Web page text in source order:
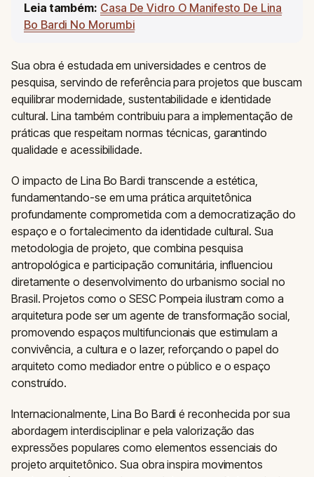
Leia também: Casa De Vidro O Manifesto De Lina
Bo Bardi No Morumbi
Sua obra é estudada em universidades e centros de
pesquisa, servindo de referência para projetos que buscam
equilibrar modernidade, sustentabilidade e identidade
cultural. Lina também contribuiu para a implementação de
práticas que respeitam normas técnicas, garantindo
qualidade e acessibilidade.
O impacto de Lina Bo Bardi transcende a estética,
fundamentando-se em uma prática arquitetônica
profundamente comprometida com a democratização do
espaço e o fortalecimento da identidade cultural. Sua
metodologia de projeto, que combina pesquisa
antropológica e participação comunitária, influenciou
diretamente o desenvolvimento do urbanismo social no
Brasil. Projetos como o SESC Pompeia ilustram como a
arquitetura pode ser um agente de transformação social,
promovendo espaços multifuncionais que estimulam a
convivência, a cultura e o lazer, reforçando o papel do
arquiteto como mediador entre o público e o espaço
construído.
Internacionalmente, Lina Bo Bardi é reconhecida por sua
abordagem interdisciplinar e pela valorização das
expressões populares como elementos essenciais do
projeto arquitetônico. Sua obra inspira movimentos